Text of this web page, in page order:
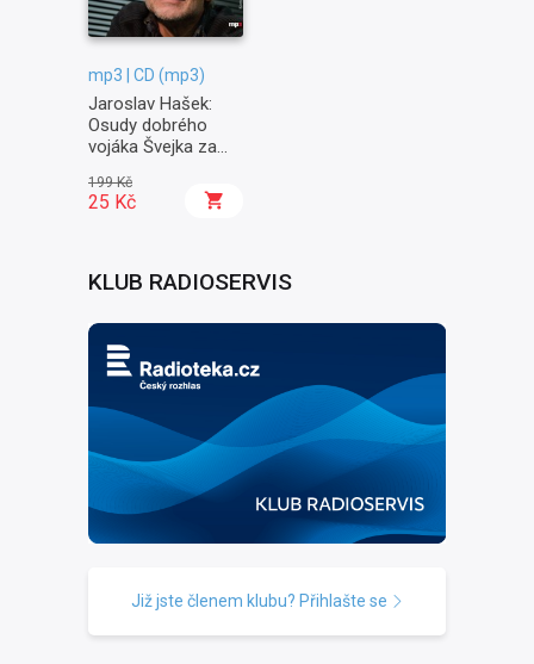
mp3 | CD (mp3)
Jaroslav Hašek:
Osudy dobrého
vojáka Švejka za
Na frontě
199 Kč
25 Kč
KLUB RADIOSERVIS
Již jste členem klubu? Přihlašte se